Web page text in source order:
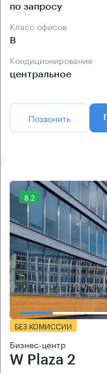
по запросу
Класс офисов
B
Кондиционирование
центральное
Позвонить
8.2
БЕЗ КОМИССИИ
Бизнес-центр
W Plaza 2